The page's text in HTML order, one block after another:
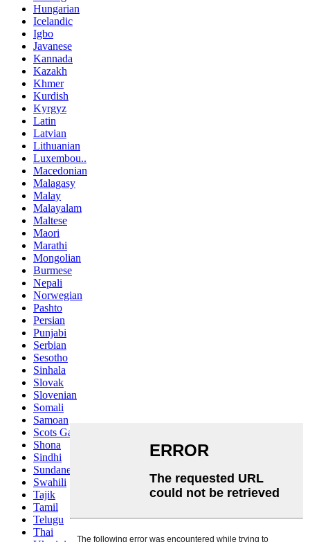
Hungarian
Icelandic
Igbo
Javanese
Kannada
Kazakh
Khmer
Kurdish
Kyrgyz
Latin
Latvian
Lithuanian
Luxembou..
Macedonian
Malagasy
Malay
Malayalam
Maltese
Maori
Marathi
Mongolian
Burmese
Nepali
Norwegian
Pashto
Persian
Punjabi
Serbian
Sesotho
Sinhala
Slovak
Slovenian
Somali
Samoan
Scots Gaelic
Shona
Sindhi
Sundanese
Swahili
Tajik
Tamil
Telugu
Thai